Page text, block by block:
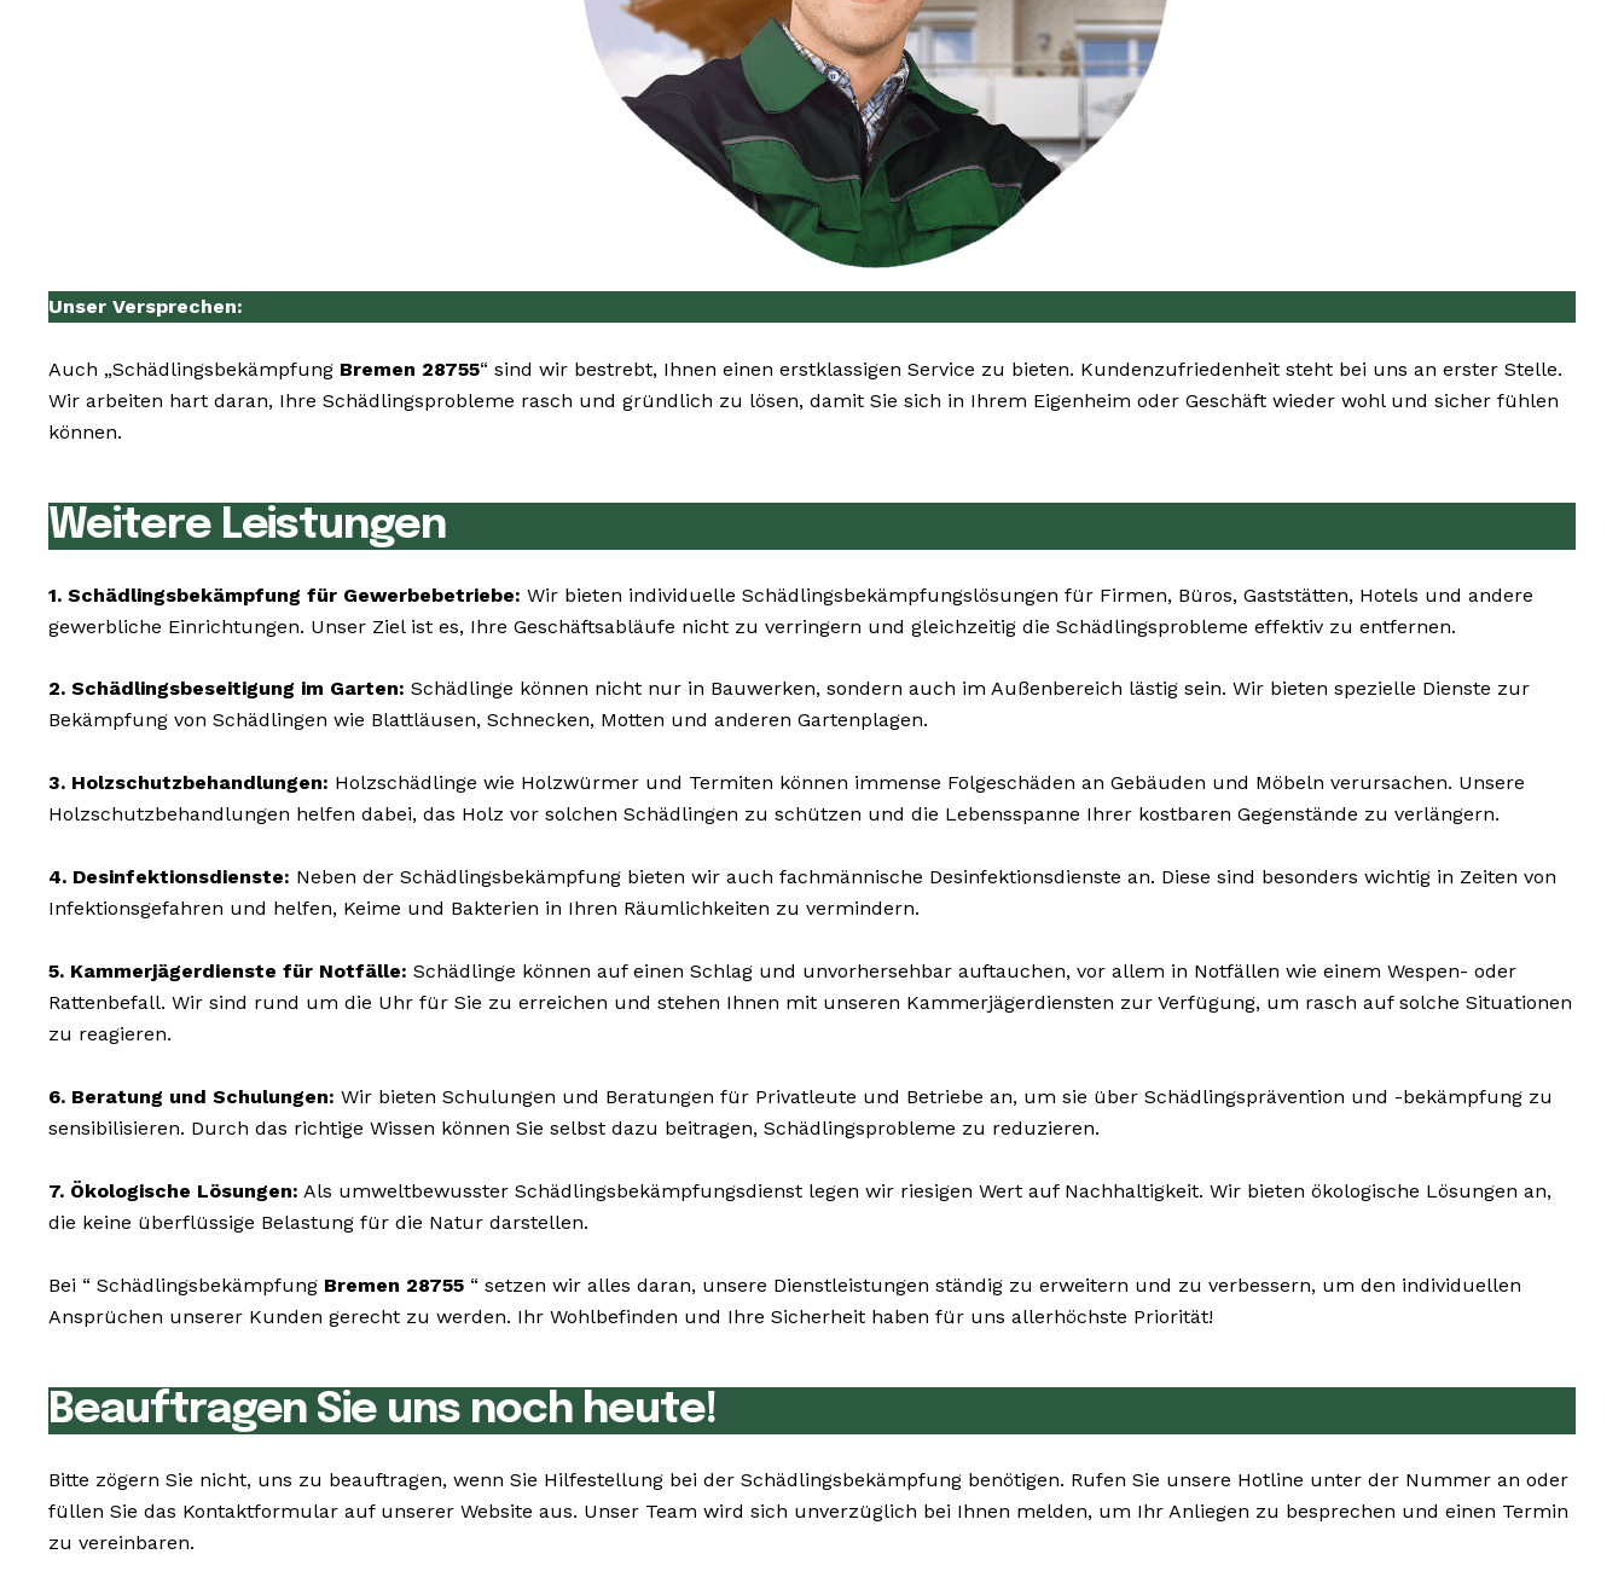
Unser Versprechen:
Auch „Schädlingsbekämpfung Bremen 28755“ sind wir bestrebt, Ihnen einen erstklassigen Service zu bieten. Kundenzufriedenheit steht bei uns an erster Stelle.
Wir arbeiten hart daran, Ihre Schädlingsprobleme rasch und gründlich zu lösen, damit Sie sich in Ihrem Eigenheim oder Geschäft wieder wohl und sicher fühlen
können.
Weitere Leistungen
1. Schädlingsbekämpfung für Gewerbebetriebe: Wir bieten individuelle Schädlingsbekämpfungslösungen für Firmen, Büros, Gaststätten, Hotels und andere
gewerbliche Einrichtungen. Unser Ziel ist es, Ihre Geschäftsabläufe nicht zu verringern und gleichzeitig die Schädlingsprobleme effektiv zu entfernen.
2. Schädlingsbeseitigung im Garten: Schädlinge können nicht nur in Bauwerken, sondern auch im Außenbereich lästig sein. Wir bieten spezielle Dienste zur
Bekämpfung von Schädlingen wie Blattläusen, Schnecken, Motten und anderen Gartenplagen.
3. Holzschutzbehandlungen: Holzschädlinge wie Holzwürmer und Termiten können immense Folgeschäden an Gebäuden und Möbeln verursachen. Unsere
Holzschutzbehandlungen helfen dabei, das Holz vor solchen Schädlingen zu schützen und die Lebensspanne Ihrer kostbaren Gegenstände zu verlängern.
4. Desinfektionsdienste: Neben der Schädlingsbekämpfung bieten wir auch fachmännische Desinfektionsdienste an. Diese sind besonders wichtig in Zeiten von
Infektionsgefahren und helfen, Keime und Bakterien in Ihren Räumlichkeiten zu vermindern.
5. Kammerjägerdienste für Notfälle: Schädlinge können auf einen Schlag und unvorhersehbar auftauchen, vor allem in Notfällen wie einem Wespen- oder
Rattenbefall. Wir sind rund um die Uhr für Sie zu erreichen und stehen Ihnen mit unseren Kammerjägerdiensten zur Verfügung, um rasch auf solche Situationen
zu reagieren.
6. Beratung und Schulungen: Wir bieten Schulungen und Beratungen für Privatleute und Betriebe an, um sie über Schädlingsprävention und -bekämpfung zu
sensibilisieren. Durch das richtige Wissen können Sie selbst dazu beitragen, Schädlingsprobleme zu reduzieren.
7. Ökologische Lösungen: Als umweltbewusster Schädlingsbekämpfungsdienst legen wir riesigen Wert auf Nachhaltigkeit. Wir bieten ökologische Lösungen an,
die keine überflüssige Belastung für die Natur darstellen.
Bei “ Schädlingsbekämpfung Bremen 28755 “ setzen wir alles daran, unsere Dienstleistungen ständig zu erweitern und zu verbessern, um den individuellen
Ansprüchen unserer Kunden gerecht zu werden. Ihr Wohlbefinden und Ihre Sicherheit haben für uns allerhöchste Priorität!
Beauftragen Sie uns noch heute!
Bitte zögern Sie nicht, uns zu beauftragen, wenn Sie Hilfestellung bei der Schädlingsbekämpfung benötigen. Rufen Sie unsere Hotline unter der Nummer an oder
füllen Sie das Kontaktformular auf unserer Website aus. Unser Team wird sich unverzüglich bei Ihnen melden, um Ihr Anliegen zu besprechen und einen Termin
zu vereinbaren.